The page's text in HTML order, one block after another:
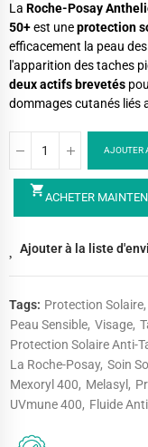
La Roche-Posay
50+est uneprotection
efficacement la peau
l'apparition des taches
deux actifs brevetés
dommages cutanés liés
AJOUTER
shopping_cartACHETER
Ajouter à la liste
Tags: Protection Solaire
Peau Sensible Visage
Protection Solaire Anti-
La Roche-Posay Soin
Mexoryl 400
Melasyl
UVmune 400
Fluide